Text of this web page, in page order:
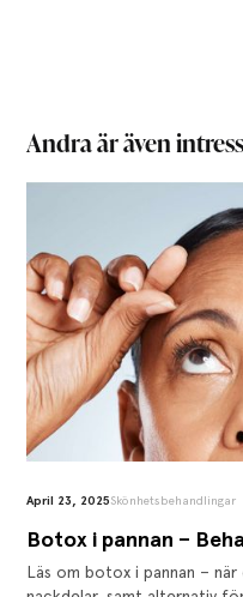
Andra är även
April 23, 2025Skönhetsbehandlingar
Botox i pannan –
Läs om botox i pannan –